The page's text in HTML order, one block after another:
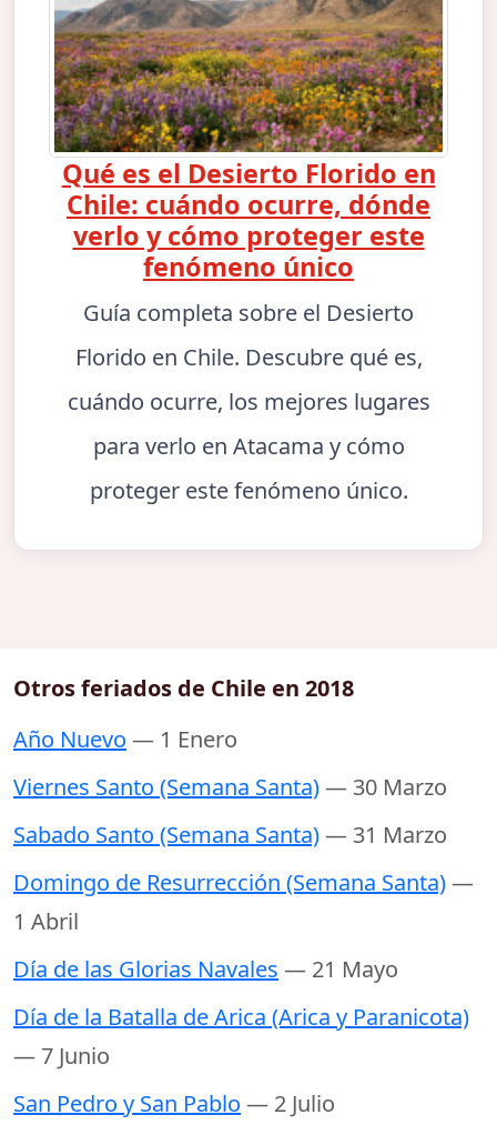
Qué es el Desierto Florido en
Chile: cuándo ocurre, dónde
verlo y cómo proteger este
fenómeno único
Guía completa sobre el Desierto
Florido en Chile. Descubre qué es,
cuándo ocurre, los mejores lugares
para verlo en Atacama y cómo
proteger este fenómeno único.
Otros feriados de Chile en 2018
Año Nuevo — 1 Enero
Viernes Santo (Semana Santa)— 30 Marzo
Sabado Santo (Semana Santa)— 31 Marzo
Domingo de Resurrección (Semana Santa)—
1 Abril
Día de las Glorias Navales — 21 Mayo
Día de la Batalla de Arica (Arica y Paranicota)
— 7 Junio
San Pedro y San Pablo — 2 Julio